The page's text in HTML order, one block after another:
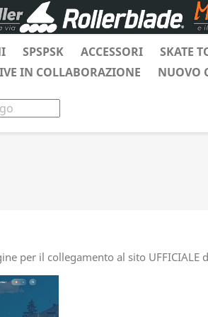
SPSPSK ACCESSORI SKATE
IN COLLABORAZIONE
NUOVO
per il collegamento al sito UFFICIALE